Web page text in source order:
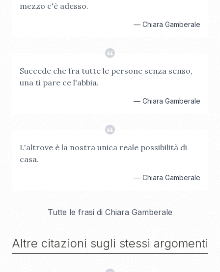
mezzo c'è adesso.
— Chiara Gamberale
Succede che fra tutte le persone senza senso,
una ti pare ce l'abbia.
— Chiara Gamberale
L'altrove è la nostra unica reale possibilità di
casa.
— Chiara Gamberale
Tutte le frasi di Chiara Gamberale
Altre citazioni sugli stessi argomenti